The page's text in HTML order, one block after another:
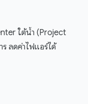
ใต้น้ำ (Project
ลดค่าไฟแอร์ได้